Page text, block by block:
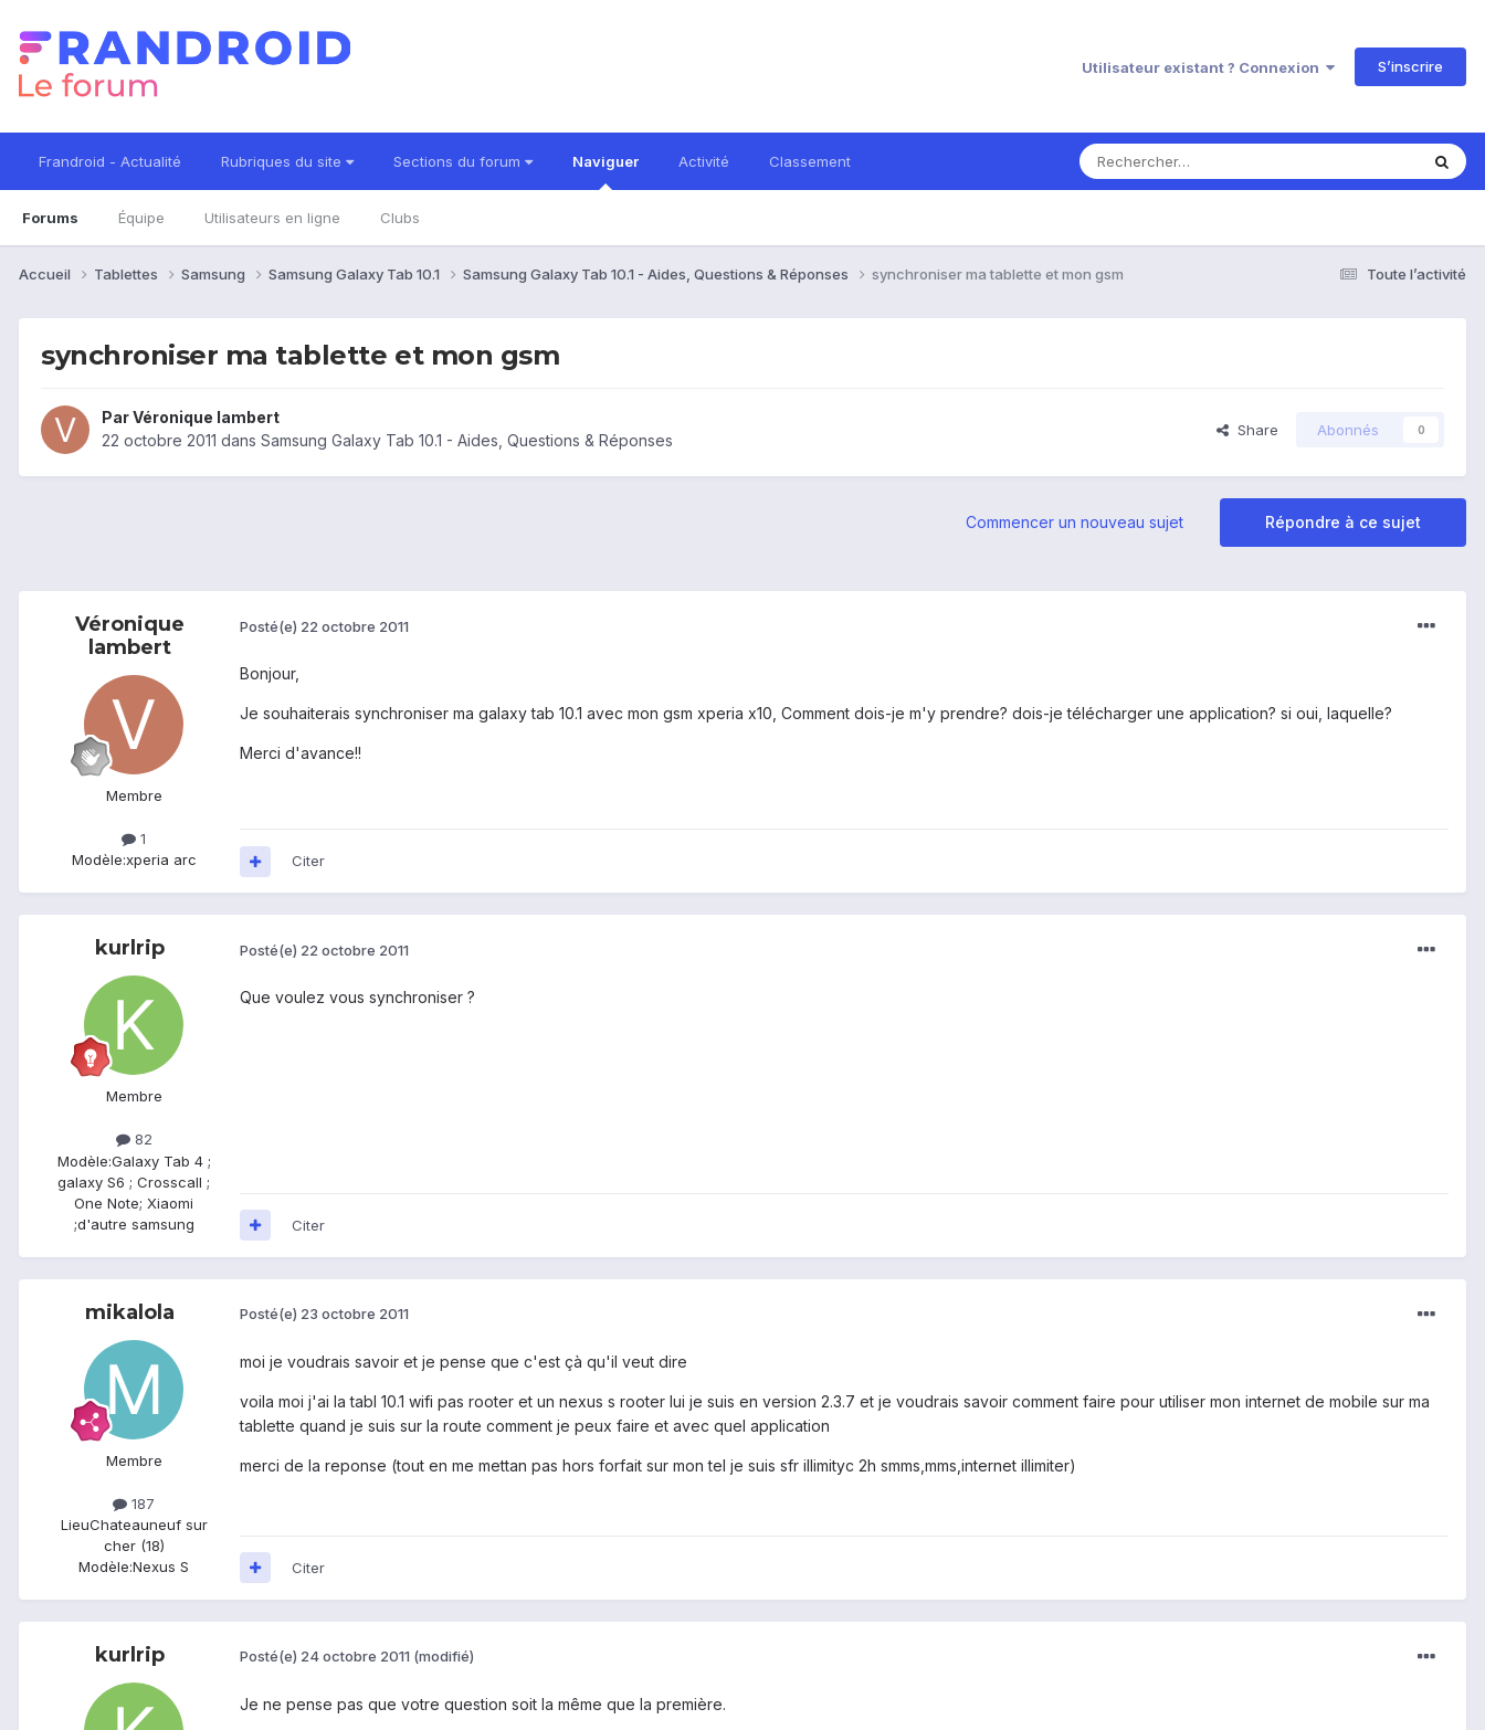
Utilisateur existant ? Connexion S’inscrire
Frandroid - Actualité Rubriques du site Sections du forum Naviguer
Forums Équipe Utilisateurs en ligne Clubs
Activité Classement
Toute l’activité
Accueil Tablettes Samsung Samsung Galaxy Tab 10.1 Samsung Galaxy Tab 10.1 - Aides, Questions & Réponses synchroniser ma tablette et mon gsm
synchroniser ma tablette et mon gsm
ParVéronique lambert
22 octobre 2011 dans Samsung Galaxy Tab 10.1 - Aides, Questions & Réponses
Share Abonnés 0
Répondre à ce sujet
Commencer un nouveau sujet
Véronique
lambert
Membre
1
Modèle:xperia arc
Posté(e) 22 octobre 2011
Bonjour,
Je souhaiterais synchroniser ma galaxy tab 10.1 avec mon gsm xperia x10, Comment dois-je m'y prendre? dois-je télécharger une application? si oui, laquelle?
Merci d'avance!!
Citer
kurlrip
Membre
82
Modèle:Galaxy Tab 4 ;
galaxy S6 ; Crosscall ;
One Note; Xiaomi
;d'autre samsung
Posté(e) 22 octobre 2011
Que voulez vous synchroniser ?
Citer
mikalola
Membre
187
LieuChateauneuf sur
cher (18)
Modèle:Nexus S
Posté(e) 23 octobre 2011
moi je voudrais savoir et je pense que c'est çà qu'il veut dire
voila moi j'ai la tabl 10.1 wifi pas rooter et un nexus s rooter lui je suis en version 2.3.7 et je voudrais savoir comment faire pour utiliser mon internet de mobile sur ma
tablette quand je suis sur la route comment je peux faire et avec quel application
merci de la reponse (tout en me mettan pas hors forfait sur mon tel je suis sfr illimityc 2h smms,mms,internet illimiter)
Citer
kurlrip Posté(e) 24 octobre 2011 (modifié)
Je ne pense pas que votre question soit la même que la première.